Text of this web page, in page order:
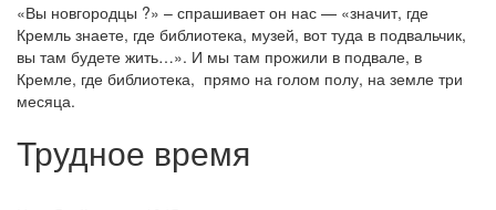
«Вы новгородцы ?» – спрашивает он нас — «значит, где
Кремль знаете, где библиотека, музей, вот туда в подвальчик,
вы там будете жить…». И мы там прожили в подвале, в
Кремле, где библиотека, прямо на голом полу, на земле три
месяца.
Трудное время